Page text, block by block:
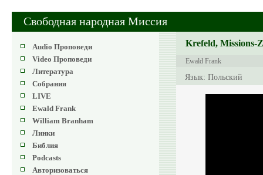
Свободная народная Миссия
Audio Проповеди
Video Проповеди
Литература
Собрания
LIVE
Ewald Frank
William Branham
Линки
Библия
Podcasts
Авторизоваться
Krefeld, Missions-
Ewald Frank
Язык: Польский